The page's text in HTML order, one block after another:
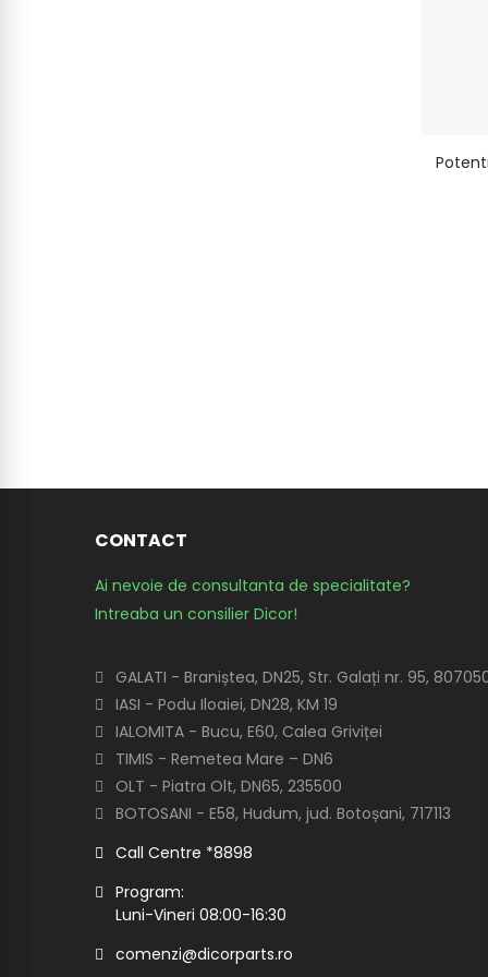
CONTACT
Ai nevoie de consultanta de specialitate?
Intreaba un consilier Dicor!
GALATI - Braniștea, DN25, Str. Galați nr. 95,
IASI - Podu Iloaiei, DN28, KM 19
IALOMITA - Bucu, E60, Calea Griviței
TIMIS - Remetea Mare – DN6
OLT - Piatra Olt, DN65, 235500
BOTOSANI - E58, Hudum, jud. Botoșani, 717113
Call Centre *8898
Program:
Luni-Vineri 08:00-16:30
comenzi@dicorparts.ro